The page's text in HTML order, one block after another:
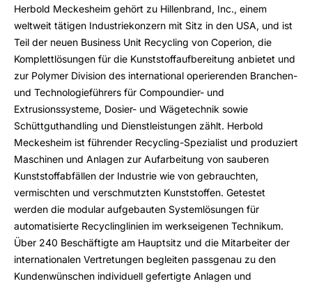
Herbold Meckesheim gehört zu Hillenbrand, Inc., einem
weltweit tätigen Industriekonzern mit Sitz in den USA, und ist
Teil der neuen Business Unit Recycling von Coperion, die
Komplettlösungen für die Kunststoffaufbereitung anbietet und
zur Polymer Division des international operierenden Branchen-
und Technologieführers für Compoundier- und
Extrusionssysteme, Dosier- und Wägetechnik sowie
Schüttguthandling und Dienstleistungen zählt. Herbold
Meckesheim ist führender Recycling-Spezialist und produziert
Maschinen und Anlagen zur Aufarbeitung von sauberen
Kunststoffabfällen der Industrie wie von gebrauchten,
vermischten und verschmutzten Kunststoffen. Getestet
werden die modular aufgebauten Systemlösungen für
automatisierte Recyclinglinien im werkseigenen Technikum.
Über 240 Beschäftigte am Hauptsitz und die Mitarbeiter der
internationalen Vertretungen begleiten passgenau zu den
Kundenwünschen individuell gefertigte Anlagen und